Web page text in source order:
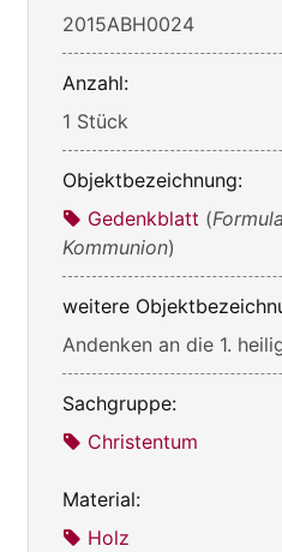
2015ABH0024
Anzahl:
1 Stück
Objektbezeichnung:
Gedenkblatt (
Kommunion)
weitere
Andenken an die 1.
Sachgruppe:
Christentum
Material:
Holz